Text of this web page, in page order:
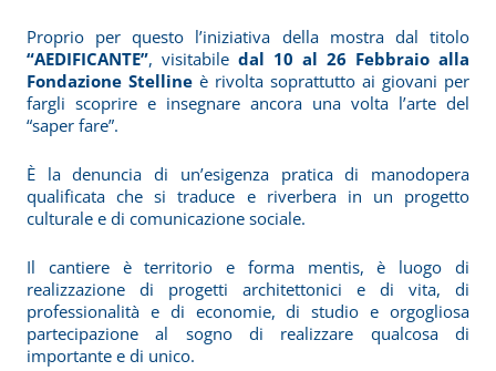
Proprio per questo l’iniziativa della mostra dal titolo
“AEDIFICANTE”, visitabile dal 10 al 26 Febbraio alla
Fondazione Stelline è rivolta soprattutto ai giovani per
fargli scoprire e insegnare ancora una volta l’arte del
“saper fare”.
È la denuncia di un’esigenza pratica di manodopera
qualificata che si traduce e riverbera in un progetto
culturale e di comunicazione sociale.
Il cantiere è territorio e forma mentis, è luogo di
realizzazione di progetti architettonici e di vita, di
professionalità e di economie, di studio e orgogliosa
partecipazione al sogno di realizzare qualcosa di
importante e di unico.